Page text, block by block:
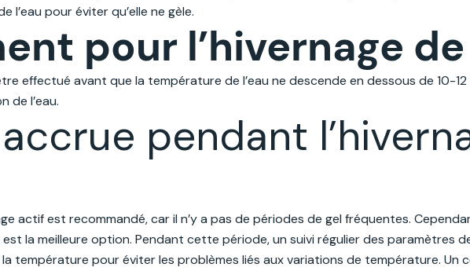
l’eau pour éviter qu’elle ne gèle.
pour l’hivernage
effectué avant que la température de l’eau ne descende en dessous de 10-
de l’eau.
pendant
actif est recommandé, car il n’y a pas de périodes de gel fréquentes.
est la meilleure option. Pendant cette période, un suivi régulier des paramètres
température pour éviter les problèmes liés aux variations de température. Un